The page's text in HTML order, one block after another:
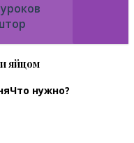
яйцом
Что нужно?